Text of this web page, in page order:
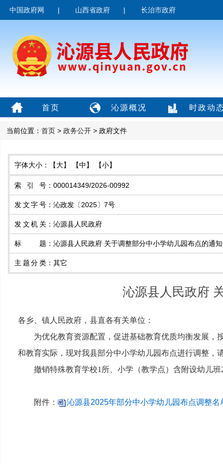
中国政府网 | 山西省政府 | 长治市政府
首页 沁源概况 时政动
当前位置： 首页 > 政务公开 > 政府文件
字体大小： 【大】 【中】 【小】
索引号 ： 000014349/2026-00992
发文字号 ： 沁政发〔2025〕7号
发文机关 ： 沁源县人民政府
标题 ： 沁源县人民政府 关于调整部分中小学幼儿园布点的通知
主题分类 ： 其它
沁源县人民政府
各乡、镇人民政府，县直各有关单位：
为优化教育资源配置，促进基础教育优质均衡发展
和教育实际，现对我县部分中小学幼儿园布点进行调整，
撤销特殊教育学校1所、小学（教学点）含附设幼儿
附件： 沁源县2025年部分中小学幼儿园布点调整名